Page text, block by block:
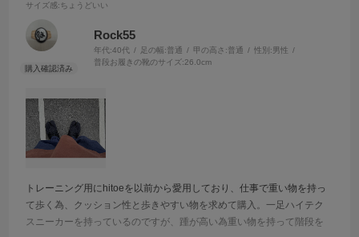
サイズ感:ちょうどいい
Rock55
年代:40代 足の幅: 普通 甲の高さ: 普通 性別:男性
普段お履きの靴のサイズ:26.0cm
トレーニング用にhitoeを以前から愛用しており、仕事で重い物を持っ
て歩く為、クッション性と歩きやすい物を求めて購入。一足ハイテク
スニーカーを持っているのですが、踵が高い為重い物を持って階段を